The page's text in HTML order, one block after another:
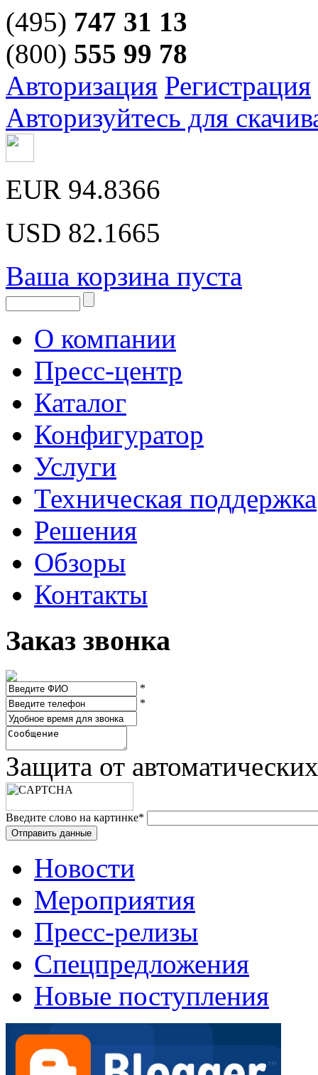
(495) 747 31 13
(800) 555 99 78
Авторизация Регистрация
Авторизуйтесь для
EUR 94.8366
USD 82.1665
Ваша корзина пуста
О компании
Пресс-центр
Каталог
Конфигуратор
Услуги
Техническая поддержка
Решения
Обзоры
Контакты
Заказ звонка
*
*
Защита от
Введите слово на картинке*
Новости
Мероприятия
Пресс-релизы
Спецпредложения
Новые поступления